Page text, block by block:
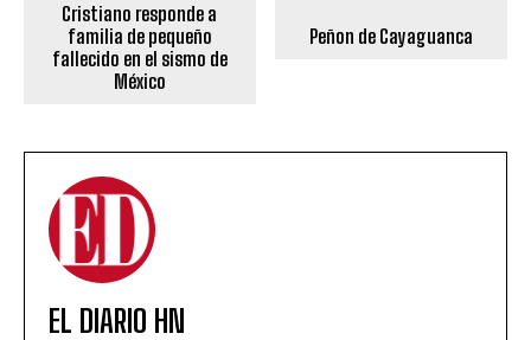
Cristiano responde a
familia de pequeño
fallecido en el sismo de
México
Peñon de Cayaguanca
EL DIARIO HN